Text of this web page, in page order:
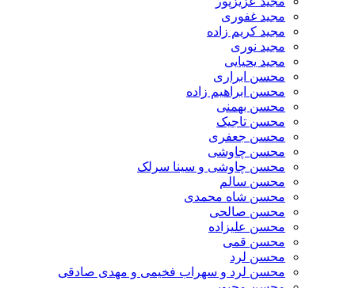
مجید غفوری
مجید کریم زاده
مجید نوری
مجید یحیایی
محسن ابراری
محسن ابراهیم زاده
محسن بهمنی
محسن تاجیک
محسن جعفری
محسن چاوشی
محسن چاوشی و سینا سرلک
محسن سالم
محسن شاه محمدی
محسن صالحی
محسن علیزاده
محسن قمی
محسن لرد
محسن لرد و سهراب فخیمی و مهدی صادقی